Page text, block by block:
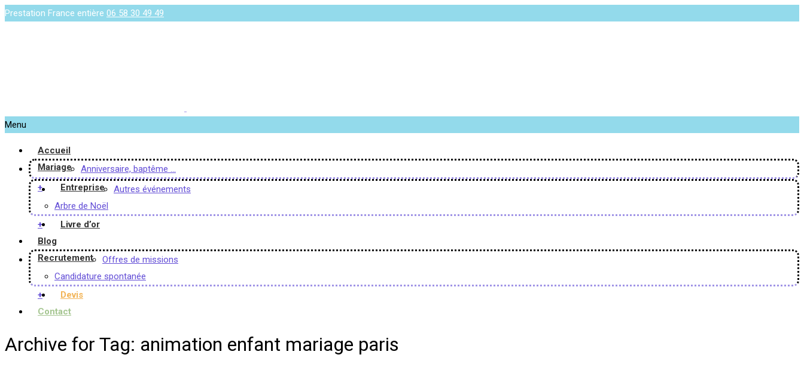
Prestation France entière 06 58 30 49 49
Menu
Accueil
Mariage
Anniversaire, baptême …
+
Entreprise
Autres événements
Arbre de Noël
+
Livre d’or
Blog
Recrutement
Offres de missions
Candidature spontanée
+
Devis
Contact
Archive for Tag: animation enfant mariage paris